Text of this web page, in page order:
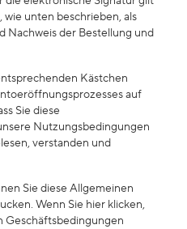
unten beschrieben, als
Nachweis der Bestellung und
Kästchen
auf
Sie diese
Nutzungsbedingungen
verstanden und
Sie diese Allgemeinen
Wenn Sie hierklicken,
Geschäftsbedingungen